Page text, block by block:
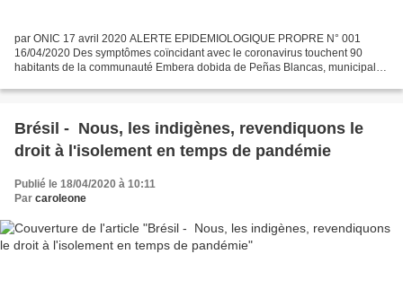
par ONIC 17 avril 2020 ALERTE EPIDEMIOLOGIQUE PROPRE N° 001
16/04/2020 Des symptômes coïncidant avec le coronavirus touchent 90
habitants de la communauté Embera dobida de Peñas Blancas, municipalité
Brésil - Nous, les indigènes, revendiquons le
droit à l'isolement en temps de pandémie
Publié le 18/04/2020 à 10:11
Par caroleone